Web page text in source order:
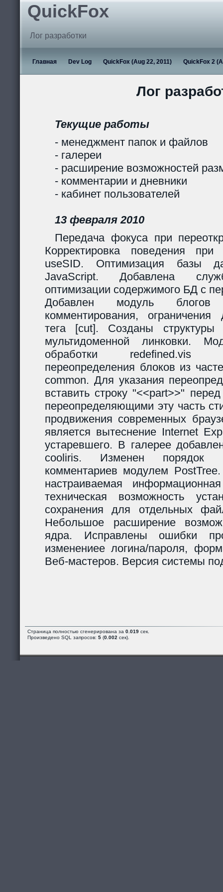
QuickFox
Лог разработки
Главная Dev Log QuickFox (Aug 22, 2011) QuickFox 2
Лог
Текущие работы
- менеджмент папок и файлов
- галереи
- расширение возможностей
- комментарии и дневники
- кабинет пользователей
13 февраля 2010
Передача фокуса при
Корректировка поведения
useSID. Оптимизация базы
JavaScript. Добавлена
оптимизации содержимого БД с
Добавлен модуль
комментирования, ограничения
тега [cut]. Созданы
мультидоменной линковки.
обработки redefined.vis
переопределения блоков из
common. Для указания
вставить строку "<<part>>"
переопределяющими эту часть
продвижения современных
является вытеснение Internet
устаревшего. В галерее
cooliris. Изменен порядок
комментариев модулем
настраиваемая
техническая возможность
сохранения для отдельных
Небольшое расширение
ядра. Исправлены ошибки
изменениее логина/пароля,
Веб-мастеров. Версия системы
Страница полностью сгенерирована за 0.019 сек.
Произведено SQL запросов: 5 (0.002 сек).